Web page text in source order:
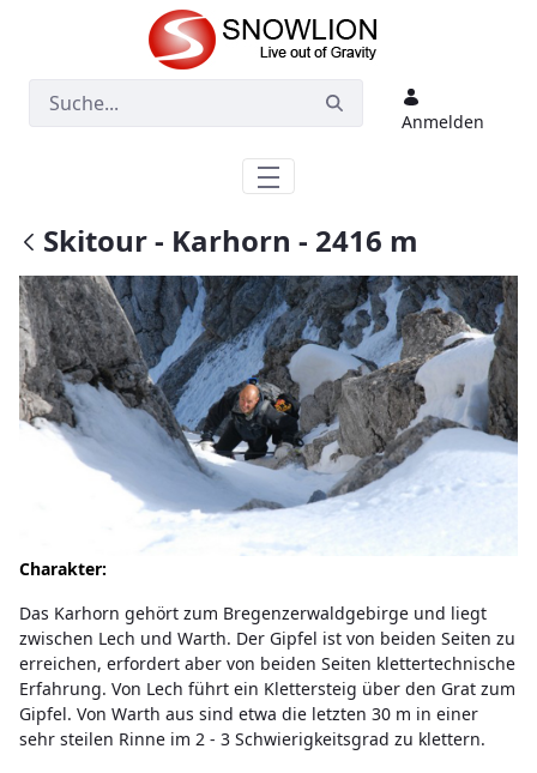
Zum Hauptinhalt springen
Anmelden
Skitour - Karhorn - 2416 m
Charakter:
Das Karhorn gehört zum Bregenzerwaldgebirge und liegt
zwischen Lech und Warth. Der Gipfel ist von beiden Seiten zu
erreichen, erfordert aber von beiden Seiten klettertechnische
Erfahrung. Von Lech führt ein Klettersteig über den Grat zum
Gipfel. Von Warth aus sind etwa die letzten 30 m in einer
sehr steilen Rinne im 2 - 3 Schwierigkeitsgrad zu klettern.